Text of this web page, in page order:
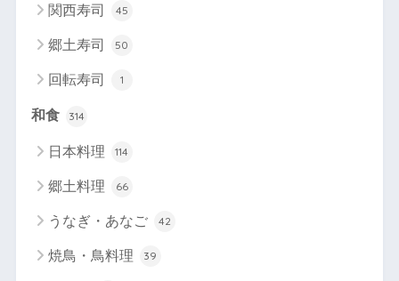
関西寿司 45
郷土寿司 50
回転寿司 1
和食 314
日本料理 114
郷土料理 66
うなぎ・あなご 42
焼鳥・鳥料理 39